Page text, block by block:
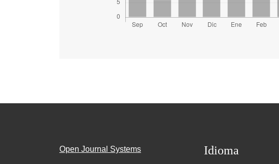
Open Journal Systems Idioma